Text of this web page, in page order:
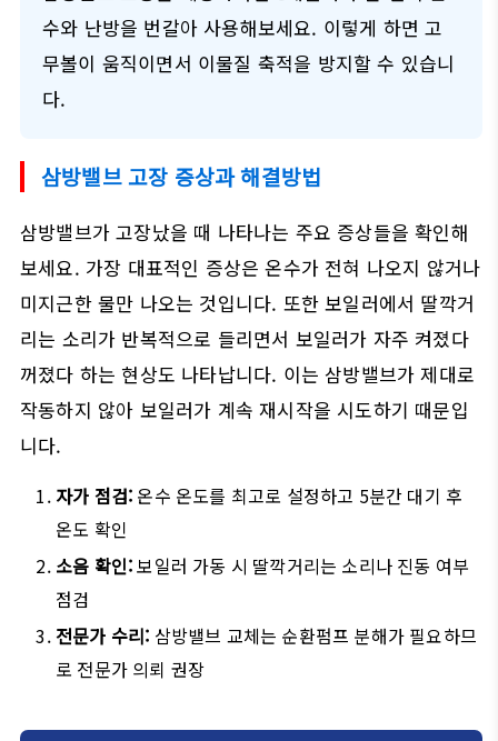
수와 난방을 번갈아 사용해보세요. 이렇게 하면 고
무볼이 움직이면서 이물질 축적을 방지할 수 있습니
다.
삼방밸브 고장 증상과 해결방법
삼방밸브가 고장났을 때 나타나는 주요 증상들을 확인해
보세요. 가장 대표적인 증상은 온수가 전혀 나오지 않거나
미지근한 물만 나오는 것입니다. 또한 보일러에서 딸깍거
리는 소리가 반복적으로 들리면서 보일러가 자주 켜졌다
꺼졌다 하는 현상도 나타납니다. 이는 삼방밸브가 제대로
작동하지 않아 보일러가 계속 재시작을 시도하기 때문입
니다.
자가 점검: 온수 온도를 최고로 설정하고 5분간 대기 후
온도 확인
소음 확인:보일러 가동 시 딸깍거리는 소리나 진동 여부
점검
전문가 수리: 삼방밸브 교체는 순환펌프 분해가 필요하므
로 전문가 의뢰 권장